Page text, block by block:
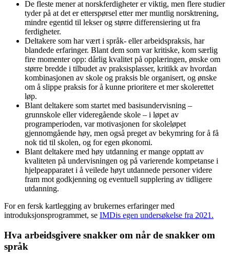
De fleste mener at norskferdigheter er viktig, men flere studier
tyder på at det er etterspørsel etter mer muntlig norsktrening,
mindre egentid til lekser og større differensiering ut fra
ferdigheter.
Deltakere som har vært i språk- eller arbeidspraksis, har
blandede erfaringer. Blant dem som var kritiske, kom særlig
fire momenter opp: dårlig kvalitet på opplæringen, ønske om
større bredde i tilbudet av praksisplasser, kritikk av hvordan
kombinasjonen av skole og praksis ble organisert, og ønske
om å slippe praksis for å kunne prioritere et mer skolerettet
løp.
Blant deltakere som startet med basisundervisning –
grunnskole eller videregående skole – i løpet av
programperioden, var motivasjonen for skoleløpet
gjennomgående høy, men også preget av bekymring for å få
nok tid til skolen, og for egen økonomi.
Blant deltakere med høy utdanning er mange opptatt av
kvaliteten på undervisningen og på varierende kompetanse i
hjelpeapparatet i å veilede høyt utdannede personer videre
fram mot godkjenning og eventuell supplering av tidligere
utdanning.
For en fersk kartlegging av brukernes erfaringer med
introduksjonsprogrammet, se IMDis egen undersøkelse fra 2021.
Hva arbeidsgivere snakker om når de snakker om
språk